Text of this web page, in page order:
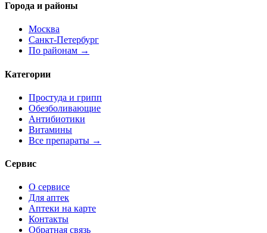
Города и районы
Москва
Санкт-Петербург
По районам →
Категории
Простуда и грипп
Обезболивающие
Антибиотики
Витамины
Все препараты →
Сервис
О сервисе
Для аптек
Аптеки на карте
Контакты
Обратная связь